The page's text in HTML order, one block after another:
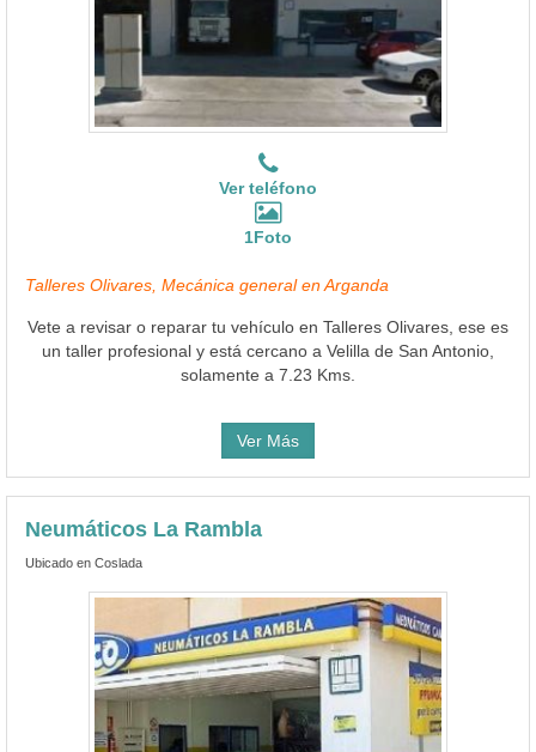
Ver teléfono
1Foto
Talleres Olivares, Mecánica general en Arganda
Vete a revisar o reparar tu vehículo en Talleres Olivares, ese es
un taller profesional y está cercano a Velilla de San Antonio,
solamente a 7.23 Kms.
Ver Más
Neumáticos La Rambla
Ubicado en Coslada